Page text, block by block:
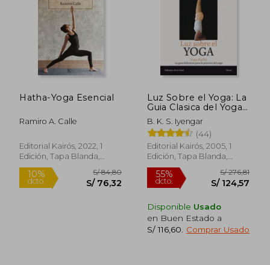
55% 55%
Hatha-Yoga Esencial
Ramiro A. Calle
Editorial Kairós, 2022, 1
Edición, Tapa Blanda,
Nuevo
Luz Sobre el Yoga: La
Guia Clasica del Yoga,
por el Maestro mas
Renombrado del
Mundo (Biblioteca de
la Salud)
B. K. S. Iyengar
(44)
Editorial Kairós, 2005, 1
Edición, Tapa Blanda,
Nuevo
Disponible Usado
en Buen Estado a
S/ 116,60
Comprar Usado